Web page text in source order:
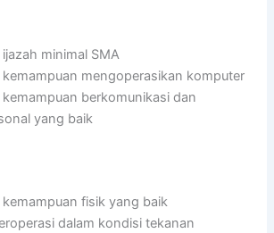
minimal SMA
kemampuan mengoperasikan komputer
kemampuan berkomunikasi dan
yang baik
kemampuan fisik yang baik
dalam kondisi tekanan